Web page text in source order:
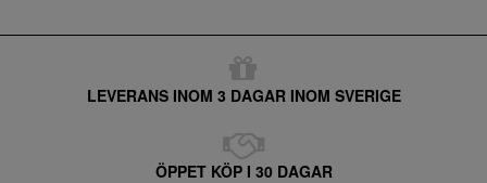
LEVERANS INOM 3 DAGAR INOM SVERIGE
ÖPPET KÖP I 30 DAGAR